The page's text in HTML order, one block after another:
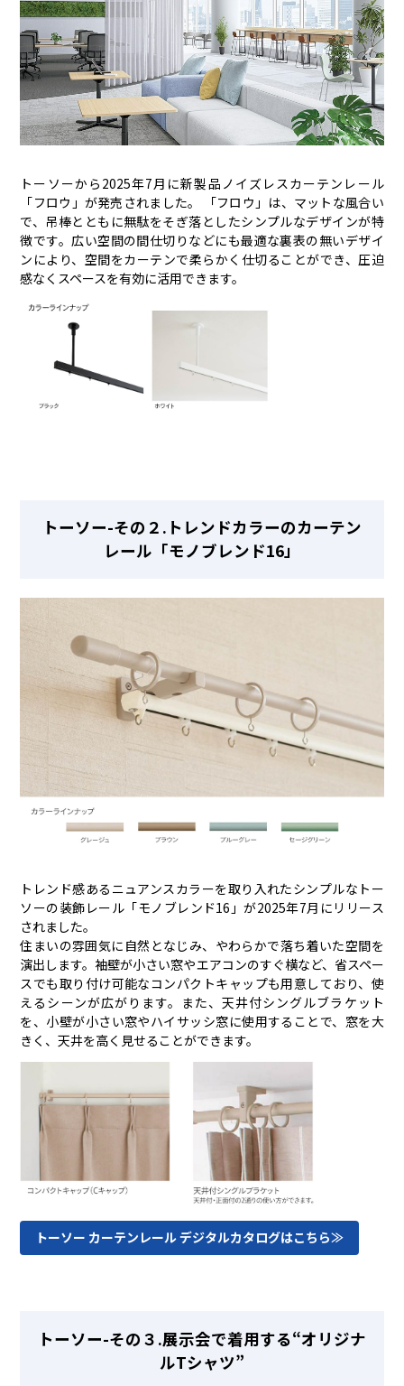
トーソーから2025年7月に新製品ノイズレスカーテンレール
「フロウ」が発売されました。 「フロウ」は、マットな風合い
で、吊棒とともに無駄をそぎ落としたシンプルなデザインが特
徴です。広い空間の間仕切りなどにも最適な裏表の無いデザイ
ンにより、空間をカーテンで柔らかく仕切ることができ、圧迫
感なくスペースを有効に活用できます。
トーソー-その２.トレンドカラーのカーテン
レール「モノブレンド16」
トレンド感あるニュアンスカラーを取り入れたシンプルなトー
ソーの装飾レール「モノブレンド16」が2025年7月にリリース
されました。
住まいの雰囲気に自然となじみ、やわらかで落ち着いた空間を
演出します。袖壁が小さい窓やエアコンのすぐ横など、省スペー
スでも取り付け可能なコンパクトキャップも用意しており、使
えるシーンが広がります。また、天井付シングルブラケット
を、小壁が小さい窓やハイサッシ窓に使用することで、窓を大
きく、天井を高く見せることができます。
トーソー カーテンレール デジタルカタログはこちら≫
トーソー-その３.展示会で着用する“オリジナ
ルTシャツ”